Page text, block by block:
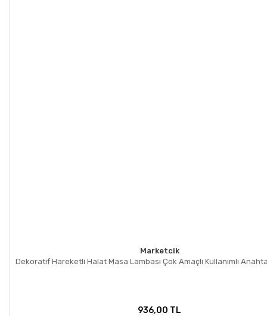
Marketcik
Dekoratif Hareketli Halat Masa Lambası Çok Amaçlı Kullanımlı
936,00 TL